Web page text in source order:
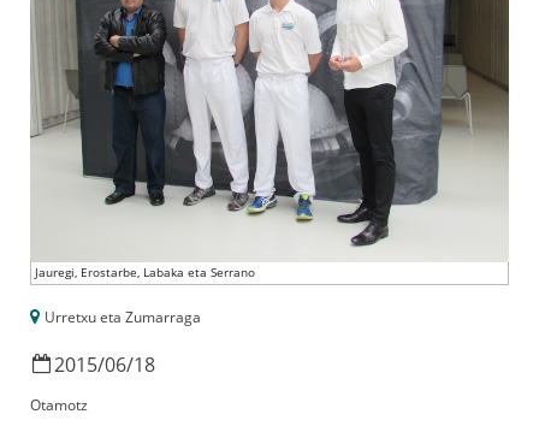
Urretxu eta Zumarraga
Jauregi, Erostarbe, Labaka eta Serrano
2015/06/18
Otamotz